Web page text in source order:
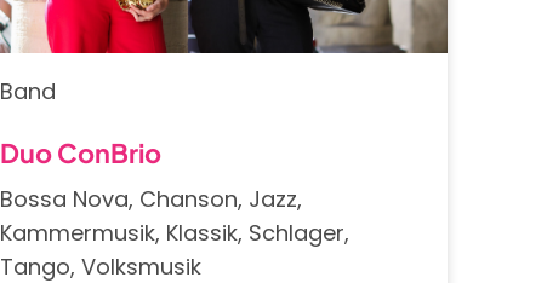
Band
Duo ConBrio
Bossa Nova, Chanson, Jazz,
Kammermusik, Klassik, Schlager,
Tango, Volksmusik